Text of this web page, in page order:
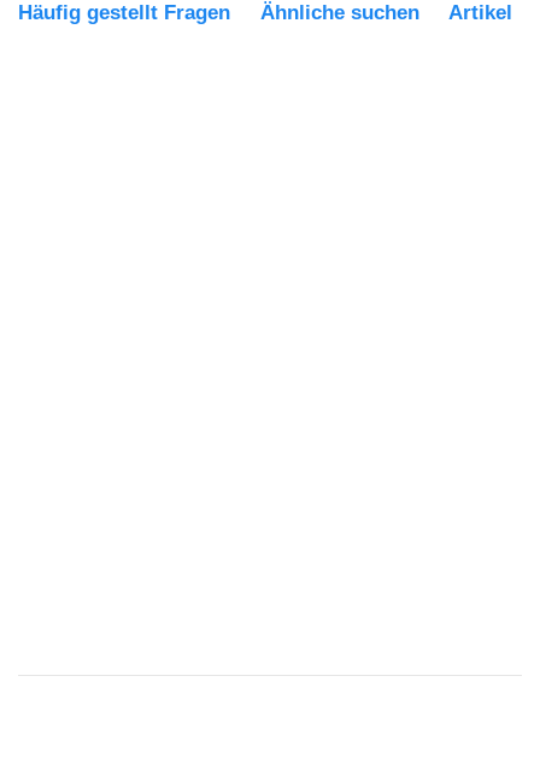
Häufig gestellt Fragen Ähnliche suchen Artikel